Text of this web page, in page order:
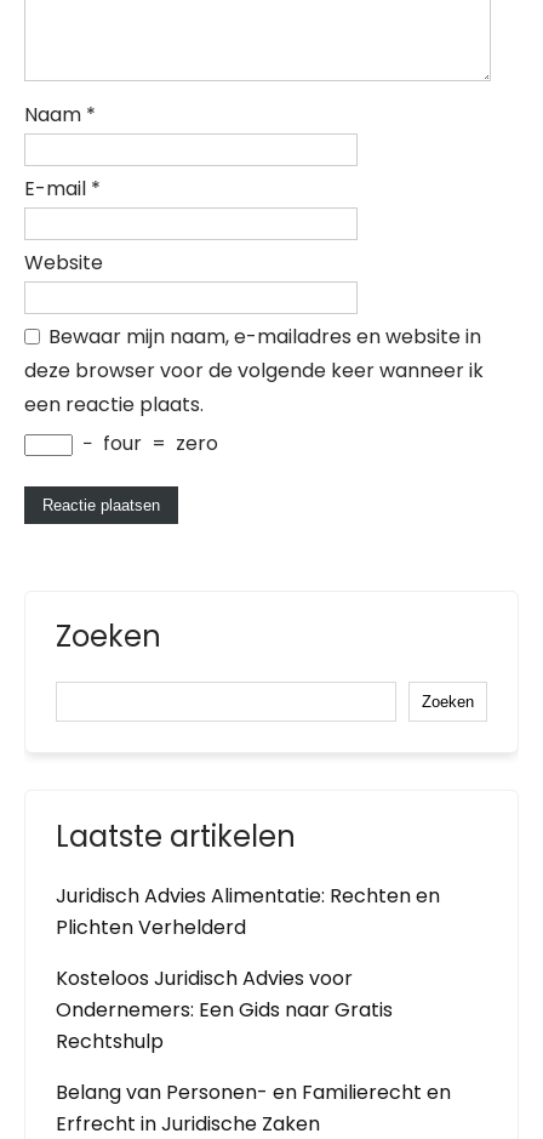
Naam *
E-mail *
Website
Bewaar mijn naam, e-mailadres en website in
deze browser voor de volgende keer wanneer ik
een reactie plaats.
− four = zero
Zoeken
Zoeken
Laatste artikelen
Juridisch Advies Alimentatie: Rechten en
Plichten Verhelderd
Kosteloos Juridisch Advies voor
Ondernemers: Een Gids naar Gratis
Rechtshulp
Belang van Personen- en Familierecht en
Erfrecht in Juridische Zaken